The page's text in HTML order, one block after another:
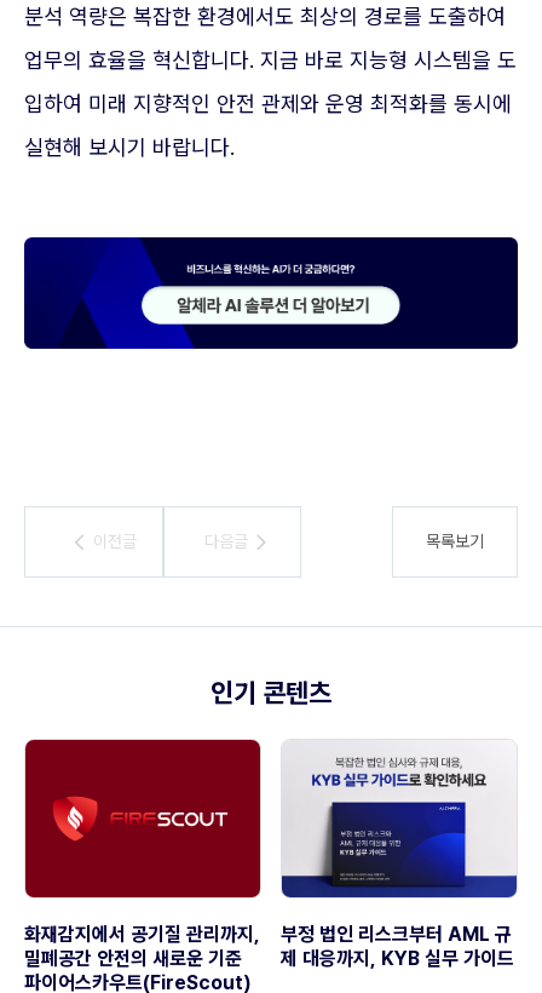
분석 역량은 복잡한 환경에서도 최상의 경로를 도출하여
업무의 효율을 혁신합니다. 지금 바로 지능형 시스템을 도
입하여 미래 지향적인 안전 관제와 운영 최적화를 동시에
실현해 보시기 바랍니다.
이전글
이전글 다음글
다음글 목록보기
인기 콘텐츠
화재감지에서 공기질 관리까지,
밀폐공간 안전의 새로운 기준
파이어스카우트(FireScout)
부정 법인 리스크부터 AML 규
제 대응까지, KYB 실무 가이드